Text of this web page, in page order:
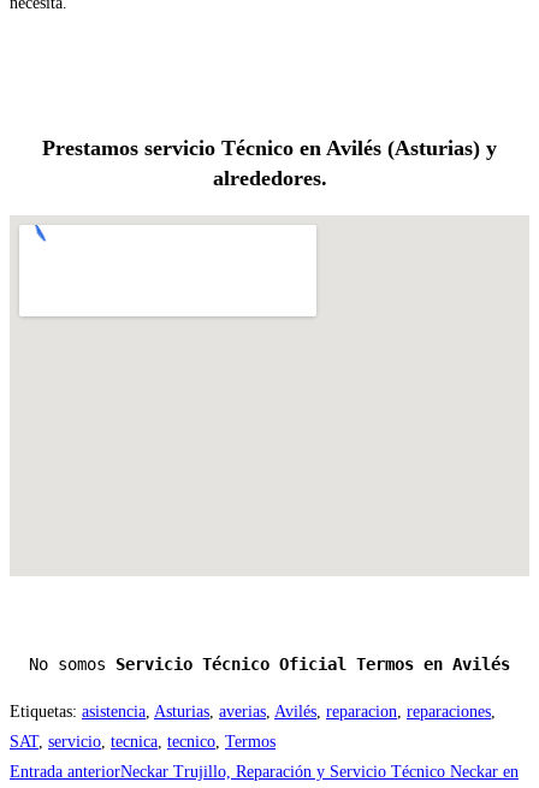
Prestamos servicio Técnico en Avilés (Asturias) y
alrededores.
No somos Servicio Técnico Oficial Termos en Avilés
Etiquetas: asistencia, Asturias, averias, Avilés, reparacion, reparaciones,
SAT, servicio, tecnica, tecnico, Termos
Leer
Entrada anteriorNeckar Trujillo, Reparación y Servicio Técnico Neckar en